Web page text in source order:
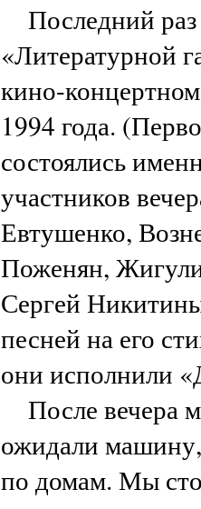
Последний
«Литературной
кино-
1994 года.
состоялись
участников
Евтушенко,
Поженян,
Сергей
песней на его
они исполнили
После вечера
ожидали
по домам. Мы